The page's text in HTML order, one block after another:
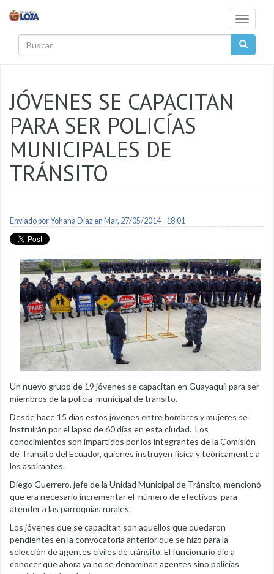
Toggle
JÓVENES SE CAPACITAN
PARA SER POLICÍAS
MUNICIPALES DE
TRÁNSITO
Enviado porYohana Diazen Mar, 27/05/2014 - 18:01
Un nuevo grupo de 19 jóvenes se capacitan en Guayaquil para ser
miembros de la policía municipal de tránsito.
Desde hace 15 días estos jóvenes entre hombres y mujeres se
instruirán por el lapso de 60 días en esta ciudad. Los
conocimientos son impartidos por los integrantes de la Comisión
de Tránsito del Ecuador, quienes instruyen física y teóricamente a
los aspirantes.
Diego Guerrero, jefe de la Unidad Municipal de Tránsito, mencionó
que era necesario incrementar el número de efectivos para
atender a las parroquias rurales.
Los jóvenes que se capacitan son aquellos que quedaron
pendientes en la convocatoria anterior que se hizo para la
selección de agentes civiles de tránsito. El funcionario dio a
conocer que ahora ya no se denominan agentes sino policías